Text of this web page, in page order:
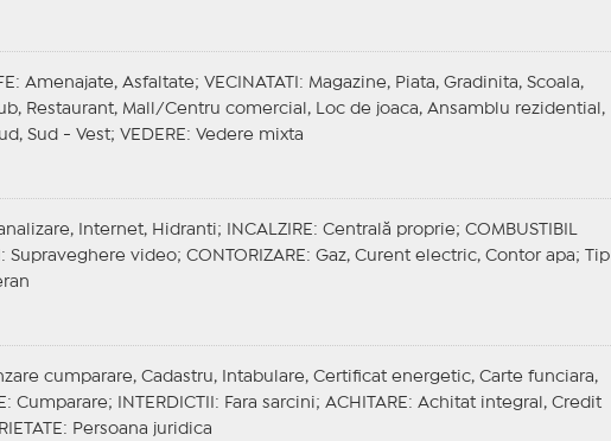
: Amenajate, Asfaltate; VECINATATI
: Magazine, Piata, Gradinita, Scoala,
Restaurant, Mall/Centru comercial, Loc de joaca, Ansamblu rezidential,
Sud - Vest; VEDERE : Vedere mixta
Internet, Hidranti; INCALZIRE : Centrală proprie; COMBUSTIBIL
: Supraveghere video; CONTORIZARE : Gaz, Curent electric, Contor apa;
Tip
cumparare, Cadastru, Intabulare, Certificat energetic, Carte funciara,
: Cumparare; INTERDICTII : Fara sarcini; ACHITARE : Achitat integral, Credit
: Persoana juridica